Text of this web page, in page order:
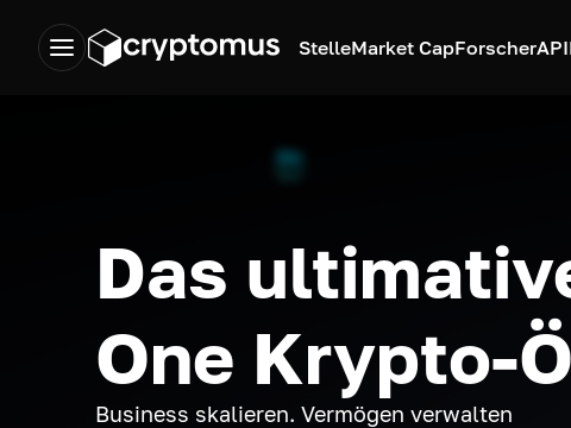
StelleMarket CapForscherAPI
Das
One Krypto-
Business skalieren. Vermögen verwalten